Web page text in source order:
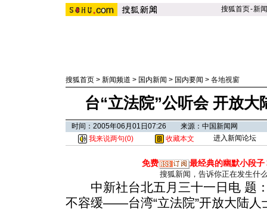
搜狐首页-新闻
搜狐首页 > 新闻频道 > 国内新闻 > 国内要闻 > 各地视窗
台“立法院”公听会 开放大
时间：2005年06月01日07:26 来源：中国新闻网
我来说两句(0) 收藏本文 进入新闻论坛
免费 最经典的幽默小段子
搜狐新闻，告诉你正在发生什
中新社台北五月三十一日电 题
不容缓——台湾“立法院”开放大陆人